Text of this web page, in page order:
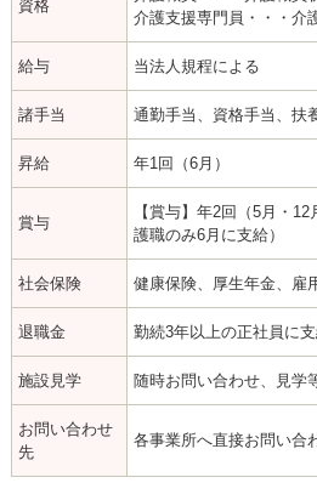
資格
介護支援専門員・・・介
給与 当法人規程による
諸手当 通勤手当、資格手当、扶
昇給 年1回（6月）
賞与
【賞与】年2回（5月・
護職のみ6月に支給）
社会保険 健康保険、厚生年金、雇
退職金 勤続3年以上の正社員に
施設見学 随時お問い合わせ、見学
お問い合わせ
先
各事業所へ直接お問い合